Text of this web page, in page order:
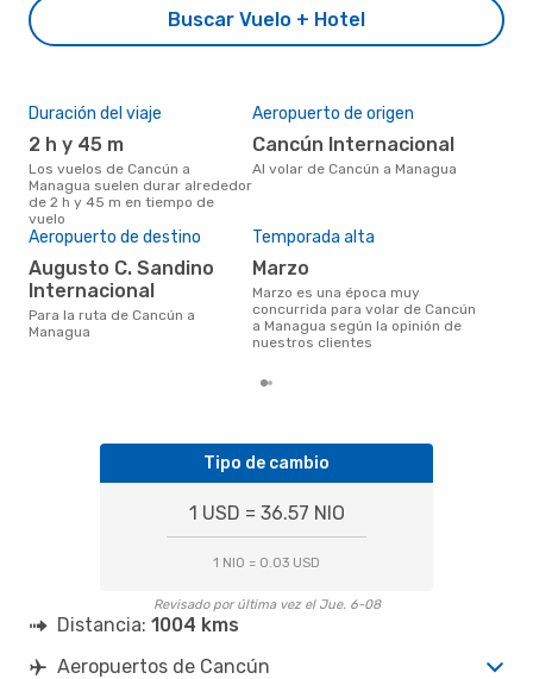
Buscar Vuelo + Hotel
Duración del viaje
2 h y 45 m
Los vuelos de Cancún a
Managua suelen durar alrededor
de 2 h y 45 m en tiempo de
vuelo
Aeropuerto de origen
Cancún Internacional
Al volar de Cancún a Managua
Aeropuerto de destino
Augusto C. Sandino
Internacional
Para la ruta de Cancún a
Managua
Temporada alta
marzo
marzo es una época muy
concurrida para volar de Cancún
a Managua según la opinión de
nuestros clientes
Tipo de cambio
1 USD = 36.57 NIO
1 NIO = 0.03 USD
Revisado por última vez el Jue. 6-08
Distancia: 1004 kms
Aeropuertos de Cancún